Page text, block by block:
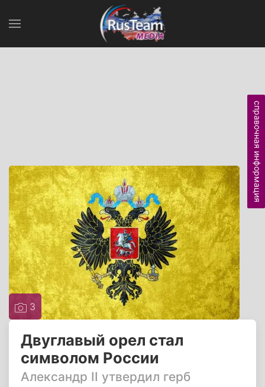
3
Двуглавый орел стал
символом России
Александр II утвердил герб
справочная информация